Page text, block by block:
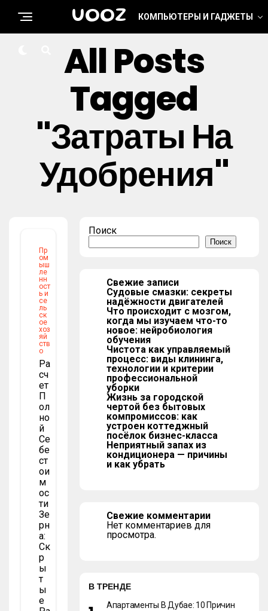
UOOZ КОМПЬЮТЕРЫ И ГАДЖЕТЫ
All Posts
Tagged
"затраты На
Удобрения"
Пр
ом
ыш
ле
нн
ост
ь и
се
ль
ск
ое
хоз
яй
ств
о
Ра
Сч
Ет
П
Ол
Но
Й
Се
Бе
Ст
Ои
М
Ос
Ти
Зе
Рн
А:
Ск
Р
Ы
Т
Ы
Е
Поиск
Поиск
Свежие записи
Судовые смазки: секреты
надёжности двигателей
Что происходит с мозгом,
когда мы изучаем что-то
новое: нейробиология
обучения
Чистота как управляемый
процесс: виды клининга,
технологии и критерии
профессиональной
уборки
Жизнь за городской
чертой без бытовых
компромиссов: как
устроен коттеджный
посёлок бизнес-класса
Неприятный запах из
кондиционера — причины
и как убрать
Свежие комментарии
Нет комментариев для
просмотра.
В ТРЕНДЕ
Апартаменты В Дубае: 10 Причин